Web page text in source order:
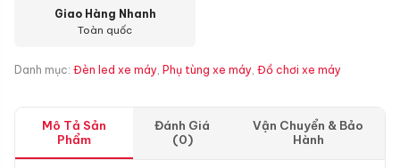
Giao Hàng Nhanh
Toàn quốc
Danh mục: Đèn led xe máy, Phụ tùng xe máy, Đồ chơi xe máy
Mô Tả Sản
Phẩm
Đánh Giá
(0)
Vận Chuyển & Bảo
Hành